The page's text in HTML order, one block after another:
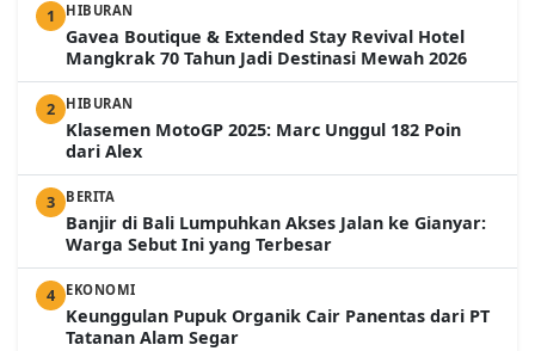
1 HIBURAN
Gavea Boutique & Extended Stay Revival Hotel
Mangkrak 70 Tahun Jadi Destinasi Mewah 2026
2 HIBURAN
Klasemen MotoGP 2025: Marc Unggul 182 Poin
dari Alex
3 BERITA
Banjir di Bali Lumpuhkan Akses Jalan ke Gianyar:
Warga Sebut Ini yang Terbesar
4 EKONOMI
Keunggulan Pupuk Organik Cair Panentas dari PT
Tatanan Alam Segar